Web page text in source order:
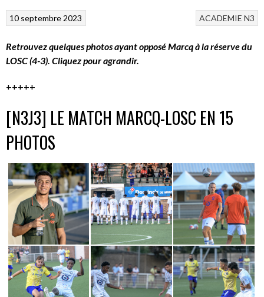
ACADEMIE N3
10 septembre 2023
Retrouvez quelques photos ayant opposé Marcq à la réserve du
LOSC (4-3). Cliquez pour agrandir.
+++++
[N3J3] LE MATCH MARCQ-LOSC EN 15
PHOTOS